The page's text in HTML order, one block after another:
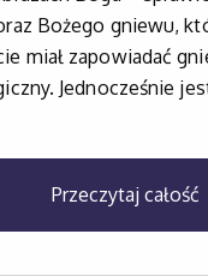
Bożego gniewu,
miał zapowiadać
Jednocześnie
Przeczytaj całość